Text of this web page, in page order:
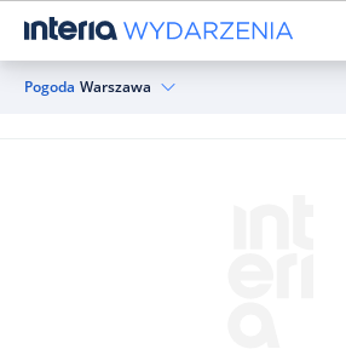
Pogoda Warszawa